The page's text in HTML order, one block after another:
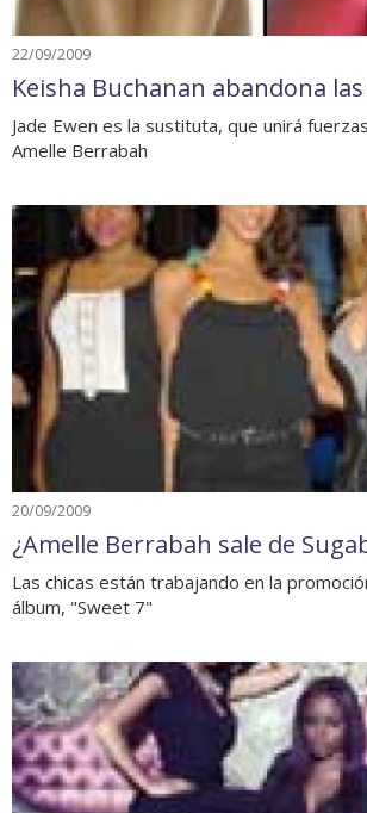
22/09/2009
Keisha Buchanan abandona
Jade Ewen es la sustituta, que unirá
Amelle Berrabah
20/09/2009
¿Amelle Berrabah sale de
Las chicas están trabajando en la
álbum, "Sweet 7"